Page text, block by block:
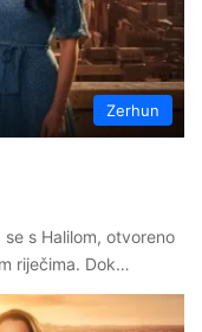
Zerhun
s Halilom, otvoreno
riječima. Dok…